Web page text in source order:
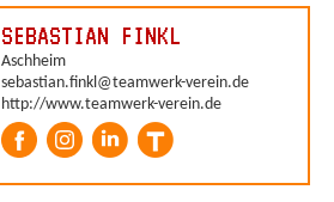
SEBASTIAN FINKL
Aschheim
sebastian.finkl@teamwerk-verein.de
http://www.teamwerk-verein.de